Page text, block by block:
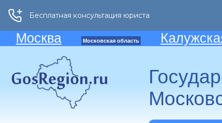
Москва Московская область